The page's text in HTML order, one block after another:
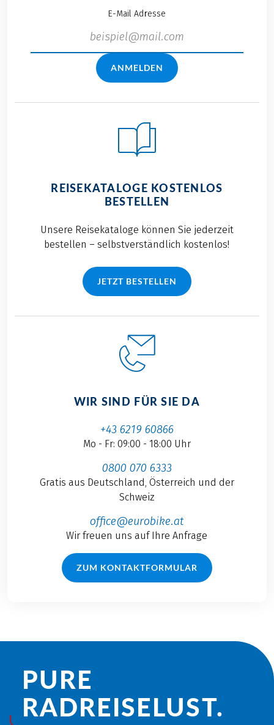
E-Mail Adresse
ANMELDEN
REISEKATALOGE KOSTENLOS
BESTELLEN
Unsere Reisekataloge können Sie jederzeit
bestellen – selbstverständlich kostenlos!
JETZT BESTELLEN
WIR SIND FÜR SIE DA
+43 6219 60866
Mo - Fr: 09:00 - 18:00 Uhr
0800 070 6333
Gratis aus Deutschland, Österreich und der
Schweiz
office@eurobike.at
Wir freuen uns auf Ihre Anfrage
ZUM KONTAKTFORMULAR
PURE
RADREISE­LUST.